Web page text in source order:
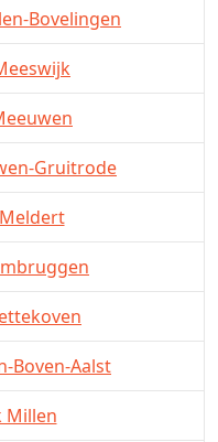
Bovelingen
Gruitrode
Boven-Aalst
Millen